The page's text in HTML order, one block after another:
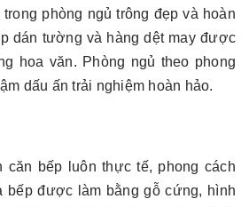
phòng ngủ trông đẹp và hoàn
dán tường và hàng dệt may được
hoa văn. Phòng ngủ theo phong
dấu ấn trải nghiệm hoàn hảo.
căn bếp luôn thực tế, phong cách
bếp được làm bằng gỗ cứng, hình